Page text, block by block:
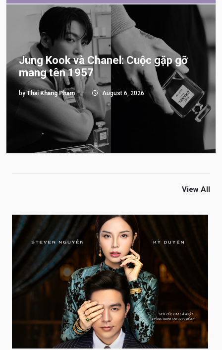
Jung Kook và Chanel: Cuộc gặp gỡ
mang tên 1957
byThai Khang Pham August 6, 2026
View All